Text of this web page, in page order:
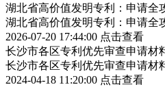
湖北省高价值发明专利：申请全
湖北省高价值发明专利：申请全
2026-07-20 17:44:00 点击查看
长沙市各区专利优先审查申请材
长沙市各区专利优先审查申请材
2024-04-18 11:20:00 点击查看